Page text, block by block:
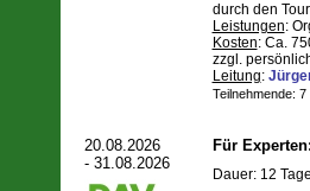
durch den
Leistungen:
Kosten: Ca.
zzgl.
Leitung:
Teilnehmende:
20.08.2026
- 31.08.2026
Für
Dauer: 12